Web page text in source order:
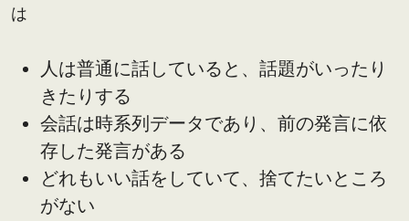
は
人は普通に話していると、話題がいったり
きたりする
会話は時系列データであり、前の発言に依
存した発言がある
どれもいい話をしていて、捨てたいところ
がない